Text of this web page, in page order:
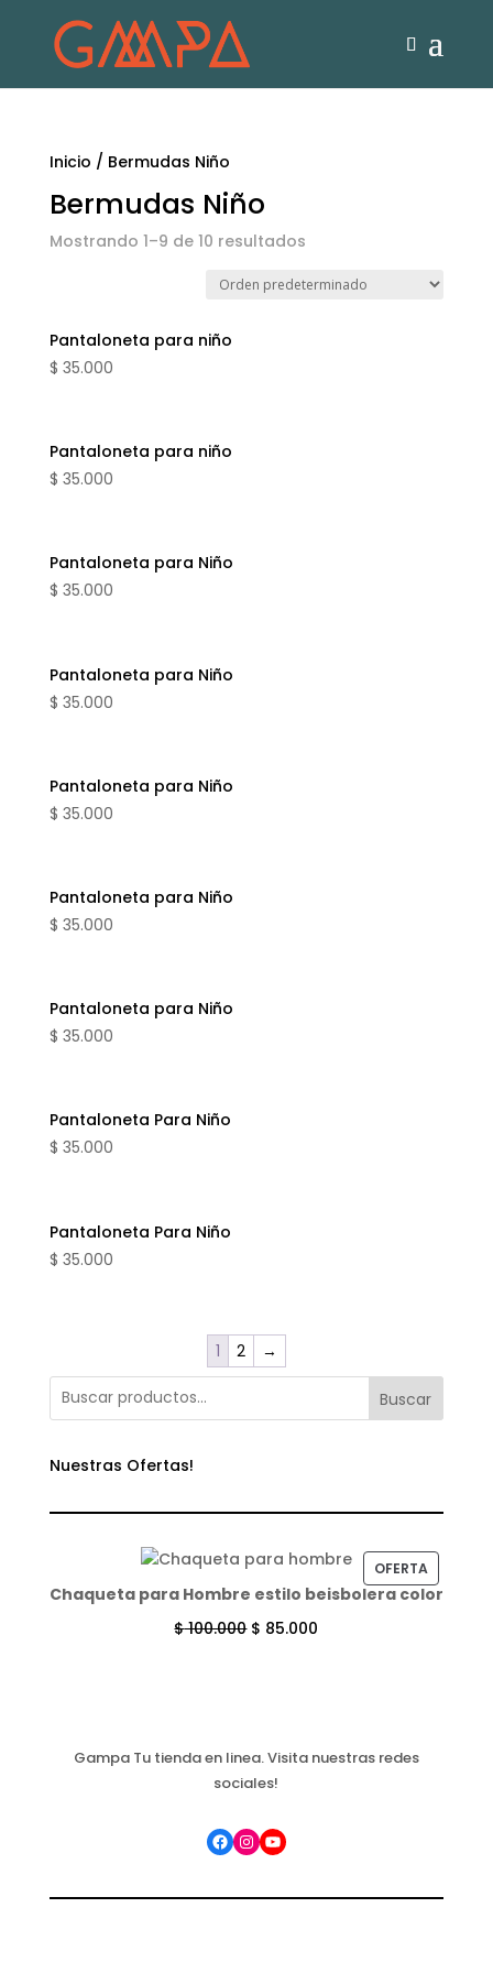
Inicio / Bermudas Niño
Bermudas Niño
Mostrando 1–9 de 10 resultados
Pantaloneta para niño
$ 35.000
Pantaloneta para niño
$ 35.000
Pantaloneta para Niño
$ 35.000
Pantaloneta para Niño
$ 35.000
Pantaloneta para Niño
$ 35.000
Pantaloneta para Niño
$ 35.000
Pantaloneta para Niño
$ 35.000
Pantaloneta Para Niño
$ 35.000
Pantaloneta Para Niño
$ 35.000
1 2 →
Buscar
Nuestras Ofertas!
OFERTA
EN
Chaqueta para Hombre estilo beisbolera color
$100.000 $ 85.000
Gampa Tu tienda en linea. Visita nuestras redes
sociales!
Facebook
Instagram
YouTube